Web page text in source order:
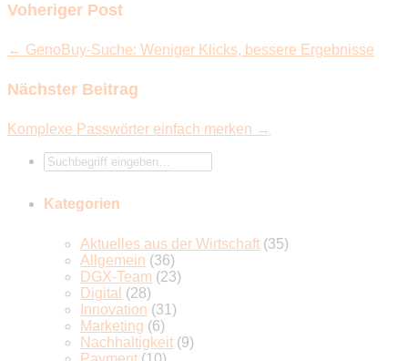
Voheriger Post
← GenoBuy-Suche: Weniger Klicks, bessere Ergebnisse
Nächster Beitrag
Komplexe Passwörter einfach merken →
Kategorien
Aktuelles aus der Wirtschaft (35)
Allgemein (36)
DGX-Team (23)
Digital (28)
Innovation (31)
Marketing (6)
Nachhaltigkeit (9)